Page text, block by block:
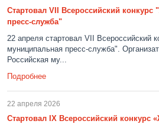
Стартовал VII Всероссийский
пресс-служба"
22 апреля стартовал VII Всероссийский
муниципальная пресс-служба".
Российская му...
Подробнее
22 апреля 2026
Стартовал IX Всероссийский конкурс